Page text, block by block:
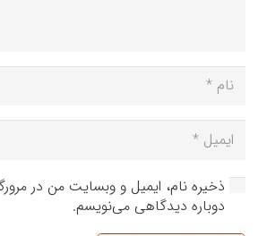
ذخیره نام، ایمیل و وبسایت من در
دوباره دیدگاهی می‌نویسم.